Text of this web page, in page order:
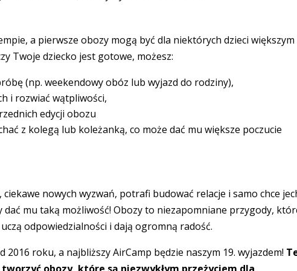
a pierwsze obozy mogą być dla niektórych dzieci większym
Twoje dziecko jest gotowe, możesz:
(np. weekendowy obóz lub wyjazd do rodziny),
i rozwiać wątpliwości,
edycji obozu
z kolegą lub koleżanką, co może dać mu większe poczucie
nowych wyzwań, potrafi budować relacje i samo chce
dać mu taką możliwość! Obozy to niezapomniane przygody,
odpowiedzialności i dają ogromną radość.
roku, a najbliższy AirCamp będzie naszym 19. wyjazdem!